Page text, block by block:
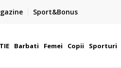
Sport&Bonus
prin WSPay - Visa, MasterCard,
Barbati Femei Copii Sporturi